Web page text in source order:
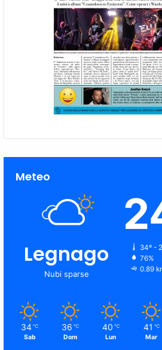
Meteo
Legnago
Nubi sparse
34º -
76%
0.89
34 ℃
Sab
36 ℃
Dom
40 ℃
Lun
41 ℃
Mar